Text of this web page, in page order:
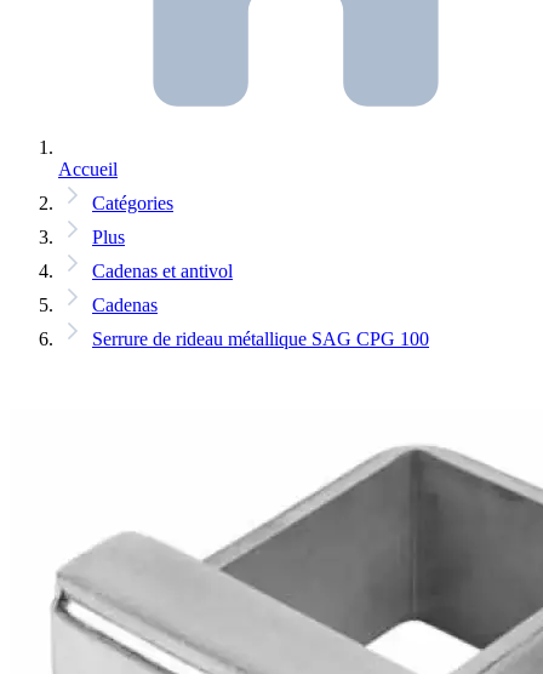
Accueil
Catégories
Plus
Cadenas et antivol
Cadenas
Serrure de rideau métallique SAG CPG 100